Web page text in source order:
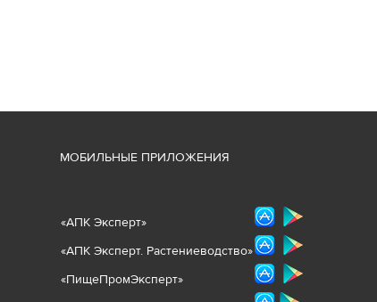
МОБИЛЬНЫЕ ПРИЛОЖЕНИЯ
«АПК Эксперт»
«АПК Эксперт. Растениеводство»
«ПищеПромЭксперт»